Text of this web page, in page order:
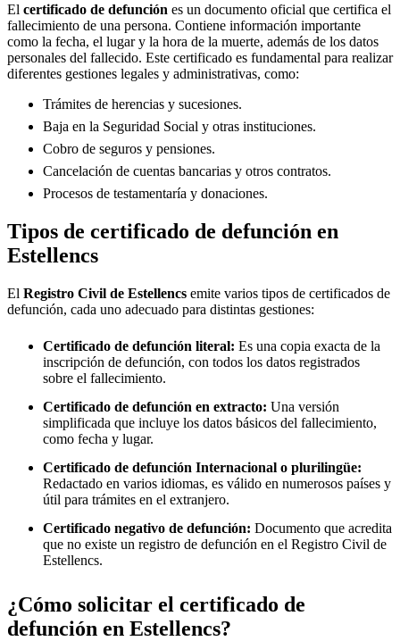
El certificado de defunción es un documento oficial que certifica el
fallecimiento de una persona. Contiene información importante
como la fecha, el lugar y la hora de la muerte, además de los datos
personales del fallecido. Este certificado es fundamental para realizar
diferentes gestiones legales y administrativas, como:
Trámites de herencias y sucesiones.
Baja en la Seguridad Social y otras instituciones.
Cobro de seguros y pensiones.
Cancelación de cuentas bancarias y otros contratos.
Procesos de testamentaría y donaciones.
Tipos de certificado de defunción en
Estellencs
El Registro Civil de Estellencs emite varios tipos de certificados de
defunción, cada uno adecuado para distintas gestiones:
Certificado de defunción literal: Es una copia exacta de la
inscripción de defunción, con todos los datos registrados
sobre el fallecimiento.
Certificado de defunción en extracto: Una versión
simplificada que incluye los datos básicos del fallecimiento,
como fecha y lugar.
Certificado de defunción Internacional o plurilingüe:
Redactado en varios idiomas, es válido en numerosos países y
útil para trámites en el extranjero.
Certificado negativo de defunción: Documento que acredita
que no existe un registro de defunción en el Registro Civil de
Estellencs.
¿Cómo solicitar el certificado de
defunción en Estellencs?